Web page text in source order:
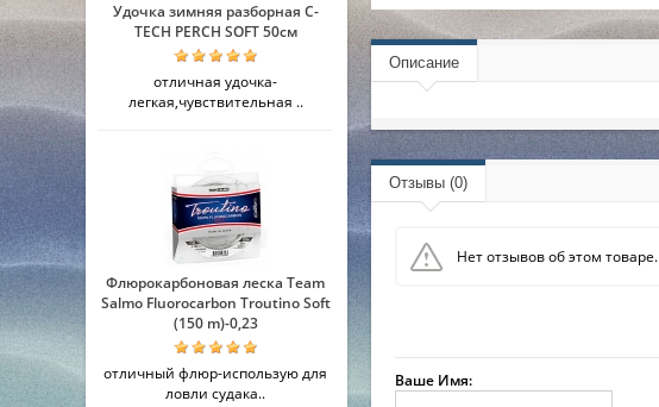
Удочка зимняя разборная C-
TECH PERCH SOFT 50см
отличная удочка-
легкая,чувствительная ..
Флюрокарбоновая леска Team
Salmo Fluorocarbon Troutino Soft
(150 m)-0,23
отличный флюр-использую для
ловли судака..
Описание
Отзывы (0)
Нет отзывов об этом товаре.
Ваше Имя: